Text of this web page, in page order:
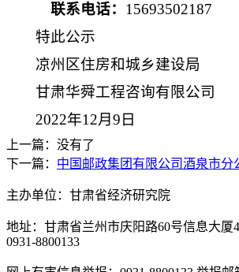
联系电话： 15693502187
特此公示
凉州区住房和城乡建设局
甘肃华舜工程咨询有限公司
2022年12月9 日
上一篇：没有了
下一篇： 中国邮政集团有限公司酒泉市分
主办单位：甘肃省经济研究院
地址：甘肃省兰州市庆阳路60号信息大厦4
0931-8800133